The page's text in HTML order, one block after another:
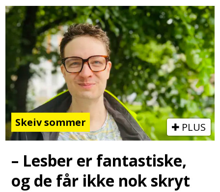
Skeiv sommer PLUS
– Lesber er fantastiske,
og de får ikke nok skryt